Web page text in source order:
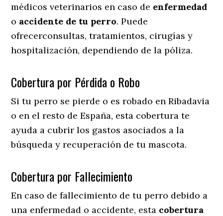
médicos veterinarios en caso de enfermedad
o accidente de tu perro. Puede
ofrecerconsultas, tratamientos, cirugías y
hospitalización, dependiendo de la póliza.
Cobertura por Pérdida o Robo
Si tu perro se pierde o es robado en Ribadavia
o en el resto de España, esta cobertura te
ayuda a cubrir los gastos asociados a la
búsqueda y recuperación de tu mascota.
Cobertura por Fallecimiento
En caso de fallecimiento de tu perro debido a
una enfermedad o accidente, esta cobertura